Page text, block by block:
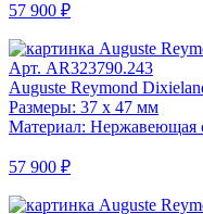
57 900 ₽
Арт. AR323790.243
Auguste Reymond
Размеры: 37 x 47 мм
Материал: Нержавеющая
57 900 ₽